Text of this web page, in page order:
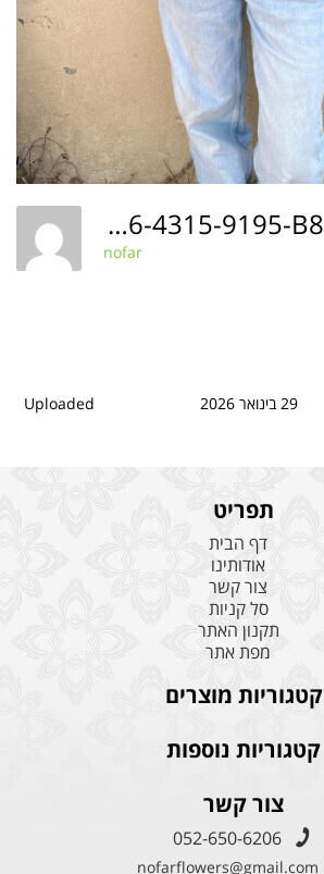
5e559ba0-5b66-4315-9195-B8f7abd98916
nofar
Uploaded 29 בינואר 2026
תפריט
דף הבית
אודותינו
צור קשר
סל קניות
תקנון האתר
מפת אתר
קטגוריות מוצרים
קטגוריות נוספות
צור קשר
052-650-6206
nofarflowers@gmail.com